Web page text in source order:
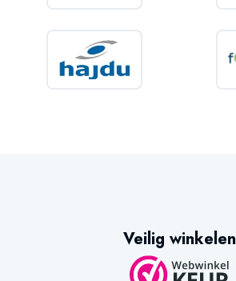
Veilig winkelen